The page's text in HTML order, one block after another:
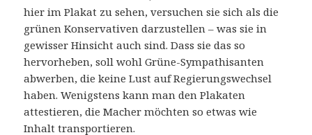
hier im Plakat zu sehen, versuchen sie sich als die
grünen Konservativen darzustellen – was sie in
gewisser Hinsicht auch sind. Dass sie das so
hervorheben, soll wohl Grüne-Sympathisanten
abwerben, die keine Lust auf Regierungswechsel
haben. Wenigstens kann man den Plakaten
attestieren, die Macher möchten so etwas wie
Inhalt transportieren.